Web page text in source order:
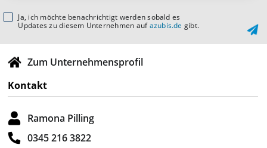
Ja, ich möchte benachrichtigt werden sobald es
Updates zu diesem Unternehmen aufazubis.de gibt.
Zum Unternehmensprofil
Kontakt
Ramona Pilling
0345 216 3822